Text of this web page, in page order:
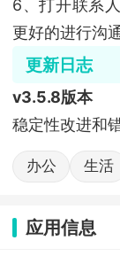
6、打开联系
更好的进行沟通
更新日志
v3.5.8版本
稳定性改进和
办公 生活
应用信息